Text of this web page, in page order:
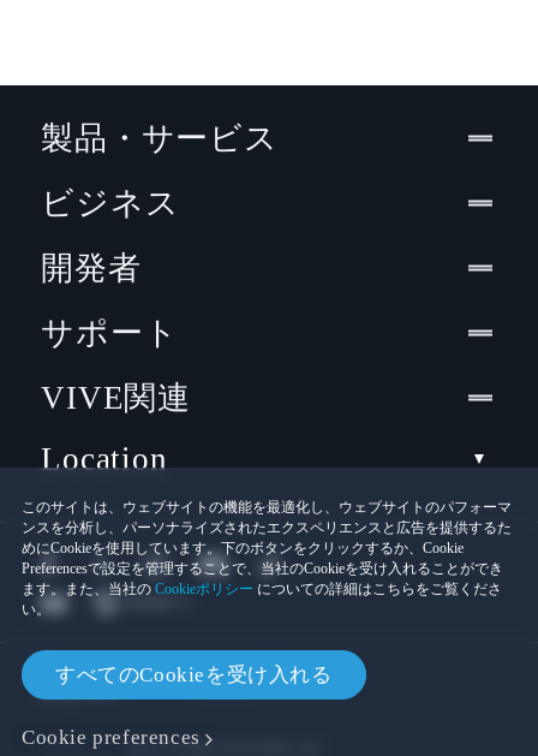
このサイトは、ウェブサイトの機能を最適化し、ウェブサイトのパフォーマ
ンスを分析し、パーソナライズされたエクスペリエンスと広告を提供するた
めにCookieを使用しています。下のボタンをクリックするか、Cookie
Preferencesで設定を管理することで、当社のCookieを受け入れることができ
ます。また、当社の Cookieポリシー についての詳細はこちらをご覧くださ
い。
すべてのCookieを受け入れる
Cookie preferences
製品・サービス
ビジネス
開発者
サポート
VIVE関連
Location
© 2011-2026 HTC Corporation
法的情報
Cookies
プライバシー連絡先:Global-Privacy@htc.com